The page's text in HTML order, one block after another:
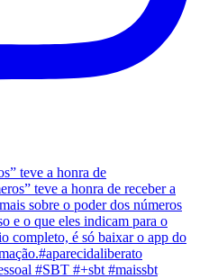
teve a honra de